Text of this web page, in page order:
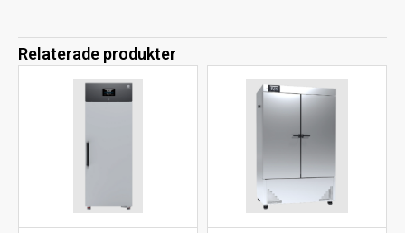
Relaterade produkter